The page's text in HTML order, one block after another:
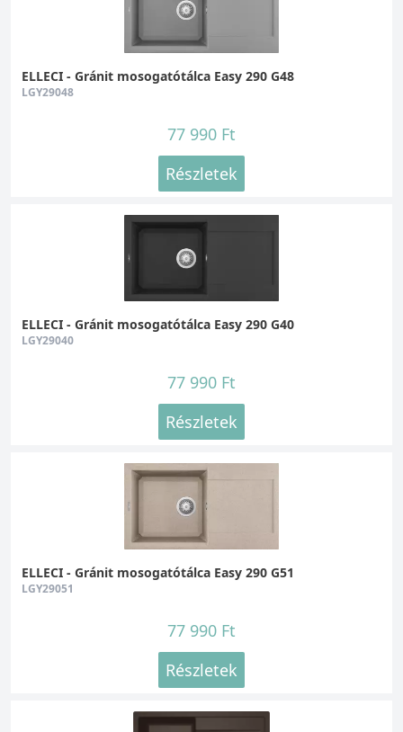
ELLECI - Gránit mosogatótálca Easy 290 G48
LGY29048
77 990 Ft
Részletek
ELLECI - Gránit mosogatótálca Easy 290 G40
LGY29040
77 990 Ft
Részletek
ELLECI - Gránit mosogatótálca Easy 290 G51
LGY29051
77 990 Ft
Részletek